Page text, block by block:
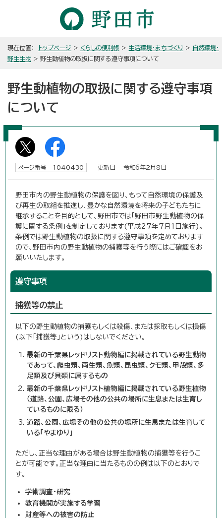
現在位置： トップページ > くらしの便利帳 > 生活環境・まちづくり > 自然環境・
野生生物 > 野生動植物の取扱に関する遵守事項について
野生動植物の取扱に関する遵守事項
について
ページ番号 1040430 更新日 令和6年2月8日
野田市内の野生動植物の保護を図り、もって自然環境の保護及
び再生の取組を推進し、豊かな自然環境を将来の子どもたちに
継承することを目的として、野田市では「野田市野生動植物の保
護に関する条例」を制定しております(平成27年7月1日施行)。
条例では野生動植物の取扱に関する遵守事項を定めております
ので、野田市内の野生動植物の捕獲等を行う際にはご確認をお
願いいたします。
遵守事項
捕獲等の禁止
以下の野生動植物の捕獲もしくは殺傷、または採取もしくは損傷
(以下「捕獲等」という)はしないでください。
最新の千葉県レッドリスト動物編に掲載されている野生動物
であって、爬虫類、両生類、魚類、昆虫類、クモ類、甲殻類、多
足類及び貝類に属するもの
最新の千葉県レッドリスト植物編に掲載されている野生植物
（道路、公園、広場その他の公共の場所に生息または生育し
ているものに限る）
道路、公園、広場その他の公共の場所に生息または生育して
いる「やまゆり」
ただし、正当な理由がある場合は野生動植物の捕獲等を行うこ
とが可能です。正当な理由に当たるものの例は以下のとおりで
す。
学術調査・研究
教育機関が実施する学習
財産等への被害の防止